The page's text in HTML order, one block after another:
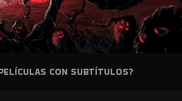
CON SUBTÍTULOS?